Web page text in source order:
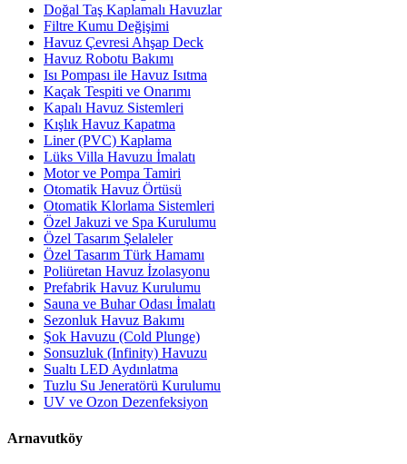
Doğal Taş Kaplamalı Havuzlar
Filtre Kumu Değişimi
Havuz Çevresi Ahşap Deck
Havuz Robotu Bakımı
Isı Pompası ile Havuz Isıtma
Kaçak Tespiti ve Onarımı
Kapalı Havuz Sistemleri
Kışlık Havuz Kapatma
Liner (PVC) Kaplama
Lüks Villa Havuzu İmalatı
Motor ve Pompa Tamiri
Otomatik Havuz Örtüsü
Otomatik Klorlama Sistemleri
Özel Jakuzi ve Spa Kurulumu
Özel Tasarım Şelaleler
Özel Tasarım Türk Hamamı
Poliüretan Havuz İzolasyonu
Prefabrik Havuz Kurulumu
Sauna ve Buhar Odası İmalatı
Sezonluk Havuz Bakımı
Şok Havuzu (Cold Plunge)
Sonsuzluk (Infinity) Havuzu
Sualtı LED Aydınlatma
Tuzlu Su Jeneratörü Kurulumu
UV ve Ozon Dezenfeksiyon
Arnavutköy